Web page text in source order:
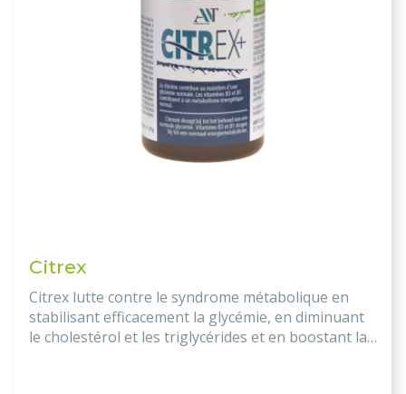
Citrex
Citrex lutte contre le syndrome métabolique en
stabilisant efficacement la glycémie, en diminuant
le cholestérol et les triglycérides et en boostant la